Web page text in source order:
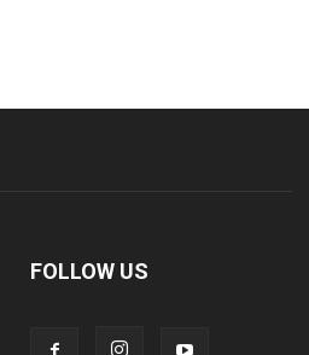
FOLLOW US